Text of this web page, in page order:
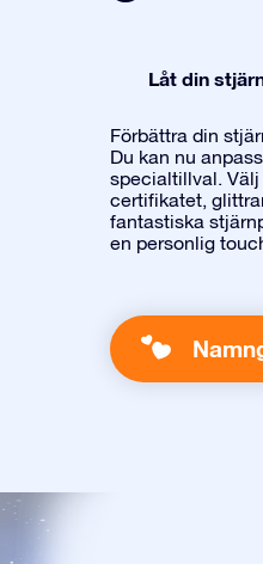
Låt din
Förbättra din
Du kan nu
specialtillval.
certifikatet,
fantastiska
en personlig